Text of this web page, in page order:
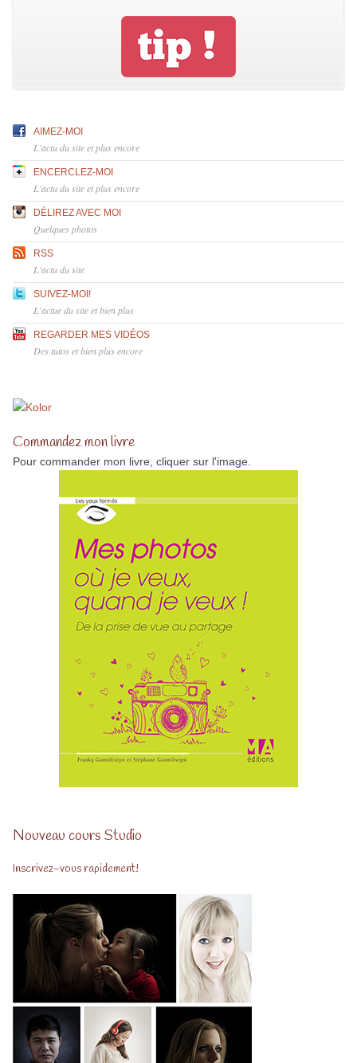
AIMEZ-MOI
L'actu du site et plus encore
ENCERCLEZ-MOI
L'actu du site et plus encore
DÉLIREZ AVEC MOI
Quelques photos
RSS
L'actu du site
SUIVEZ-MOI!
L'actue du site et bien plus
REGARDER MES VIDÉOS
Des tutos et bien plus encore
Commandez mon livre
Pour commander mon livre, cliquer sur l'image.
Nouveau cours Studio
Inscrivez-vous rapidement!